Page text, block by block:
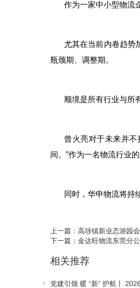
作为一家中小型物流
尤其在当前内卷趋势
瓶颈期、调整期。
顺境是所有行业与所
曾火亮对于未来并不
间。”作为一名物流行业的
同时，华申物流将持
上一篇： 高埗镇新业态游园
下一篇： 金达旺物流东莞分
相关推荐
党建引领 暖 “新” 护航丨